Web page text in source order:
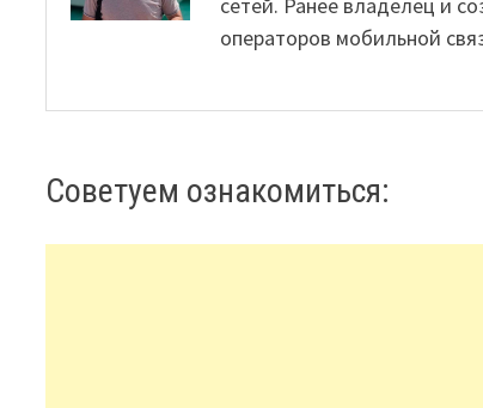
операторов мобильной
Советуем ознакомиться: